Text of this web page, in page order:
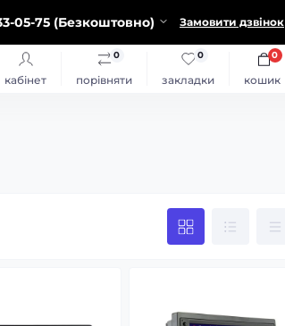
05-75 (Безкоштовно) Замовити дзвінок
кабінет порівняти
0
закладки
0
кошик
0